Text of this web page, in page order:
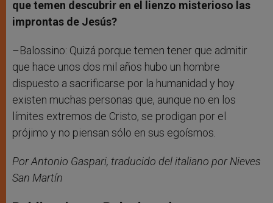
que temen descubrir en el lienzo misterioso las
improntas de Jesús?
–Balossino: Quizá porque temen tener que admitir
que hace unos dos mil años hubo un hombre
dispuesto a sacrificarse por la humanidad y hoy
existen muchas personas que, aunque no en los
límites extremos de Cristo, se prodigan por el
prójimo y no piensan sólo en sus egoísmos.
Por Antonio Gaspari, traducido del italiano por Nieves
San Martín